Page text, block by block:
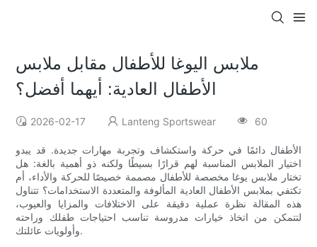
ملابس اليوغا للأطفال مقابل ملابس
الأطفال العادية: أيهما أفضل؟
2026-02-17 Lanteng Sportswear 60
الأطفال دائمًا في حركة واستكشاف وتجربة مهارات جديدة. قد يبدو
اختيار الملابس المناسبة لهم قرارًا بسيطًا ولكنه ذو أهمية بالغة: هل
تختار ملابس يوغا مخصصة للأطفال مصممة خصيصًا للحركة والأداء، أم
تكتفي بملابس الأطفال العادية المألوفة والمتعددة الاستخدامات؟ تتناول
هذه المقالة نظرة عملية دقيقة على الاختلافات والمزايا والعيوب،
لتتمكن من اتخاذ خيارات مدروسة تناسب احتياجات طفلك وراحته
وأولويات عائلتك.